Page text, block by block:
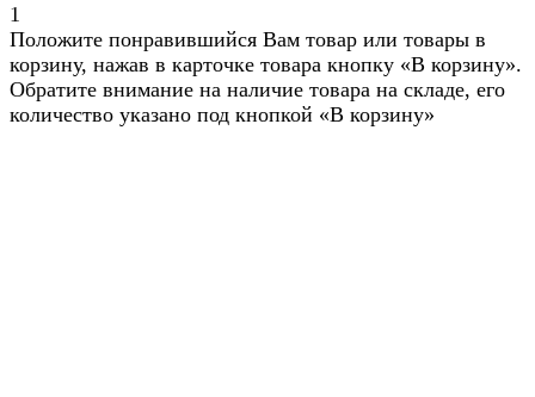
1
Положите понравившийся Вам товар или товары в
корзину, нажав в карточке товара кнопку «В корзину».
Обратите внимание на наличие товара на складе, его
количество указано под кнопкой «В корзину»